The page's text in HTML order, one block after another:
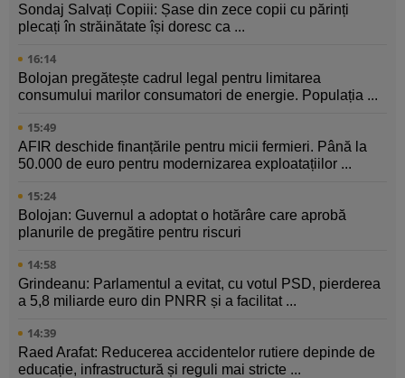
Sondaj Salvați Copiii: Șase din zece copii cu părinți
plecați în străinătate își doresc ca ...
16:14
Bolojan pregătește cadrul legal pentru limitarea
consumului marilor consumatori de energie. Populația ...
15:49
AFIR deschide finanțările pentru micii fermieri. Până la
50.000 de euro pentru modernizarea exploatațiilor ...
15:24
Bolojan: Guvernul a adoptat o hotărâre care aprobă
planurile de pregătire pentru riscuri
14:58
Grindeanu: Parlamentul a evitat, cu votul PSD, pierderea
a 5,8 miliarde euro din PNRR și a facilitat ...
14:39
Raed Arafat: Reducerea accidentelor rutiere depinde de
educație, infrastructură și reguli mai stricte ...